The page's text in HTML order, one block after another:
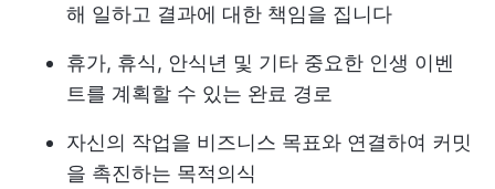
해 일하고 결과에 대한 책임을 집니다
휴가, 휴식, 안식년 및 기타 중요한 인생 이벤
트를 계획할 수 있는 완료 경로
자신의 작업을 비즈니스 목표와 연결하여 커밋
을 촉진하는 목적의식